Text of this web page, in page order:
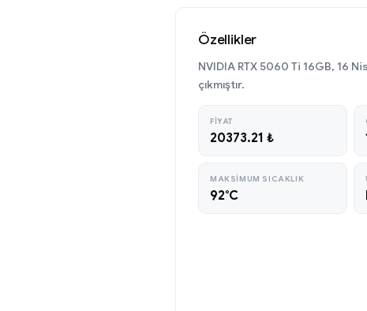
Özellikler
NVIDIA RTX 5060 Ti 16GB, 16
çıkmıştır.
FIYAT
20373.21 ₺
MAKSIMUM SICAKLIK
92°C